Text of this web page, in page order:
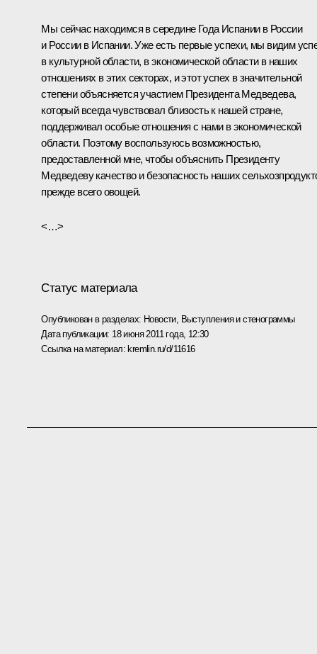
Мы сейчас находимся в середине Года Испании в России
и России в Испании. Уже есть первые успехи, мы видим
в культурной области, в экономической области в наших
отношениях в этих секторах, и этот успех в значительной
степени объясняется участием Президента Медведева,
который всегда чувствовал близость к нашей стране,
поддерживал особые отношения с нами в экономической
области. Поэтому воспользуюсь возможностью,
предоставленной мне, чтобы объяснить Президенту
Медведеву качество и безопасность наших
прежде всего овощей.
<…>
Статус материала
Опубликован в разделах: Новости, Выступления и стенограммы
Дата публикации: 18 июня 2011 года, 12:30
Ссылка на материал: kremlin.ru/d/11616